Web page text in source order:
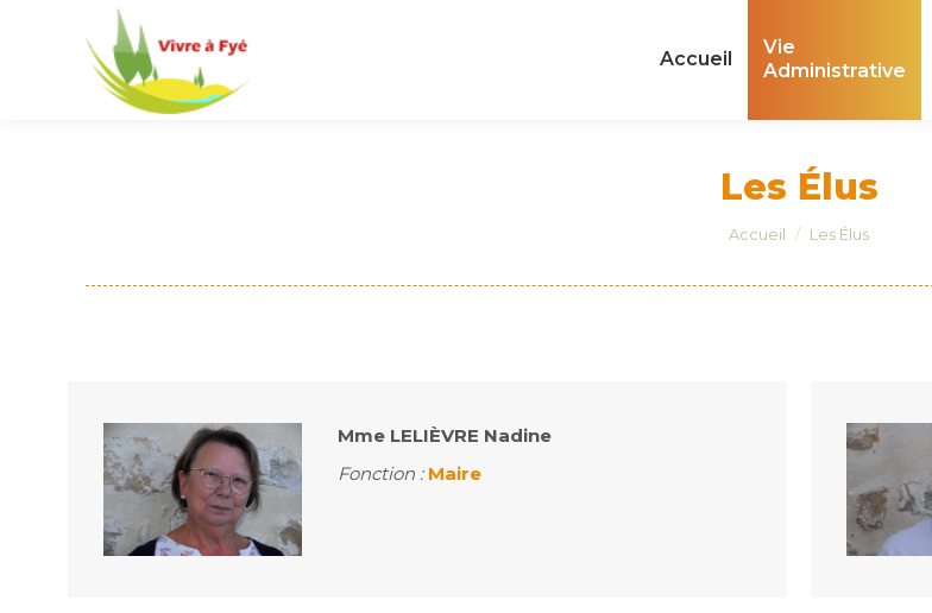
Accueil
Vie
Administrative
Les Élus
Vous êtes ici :
Accueil Les Élus
Mme LELIÈVRE Nadine
Fonction : Maire
Accueil
Vie
Administrative